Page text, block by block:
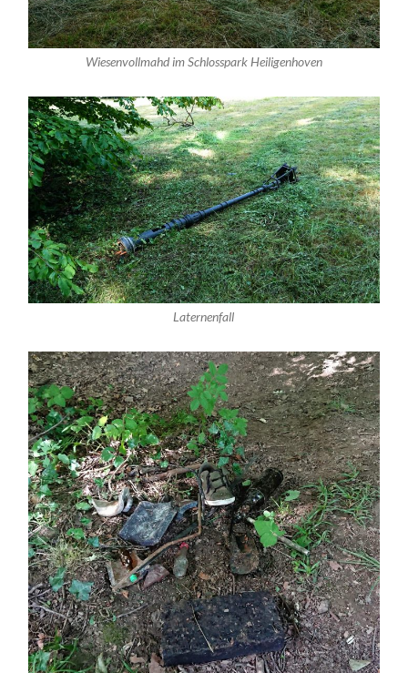
Wiesenvollmahd im Schlosspark Heiligenhoven
Laternenfall